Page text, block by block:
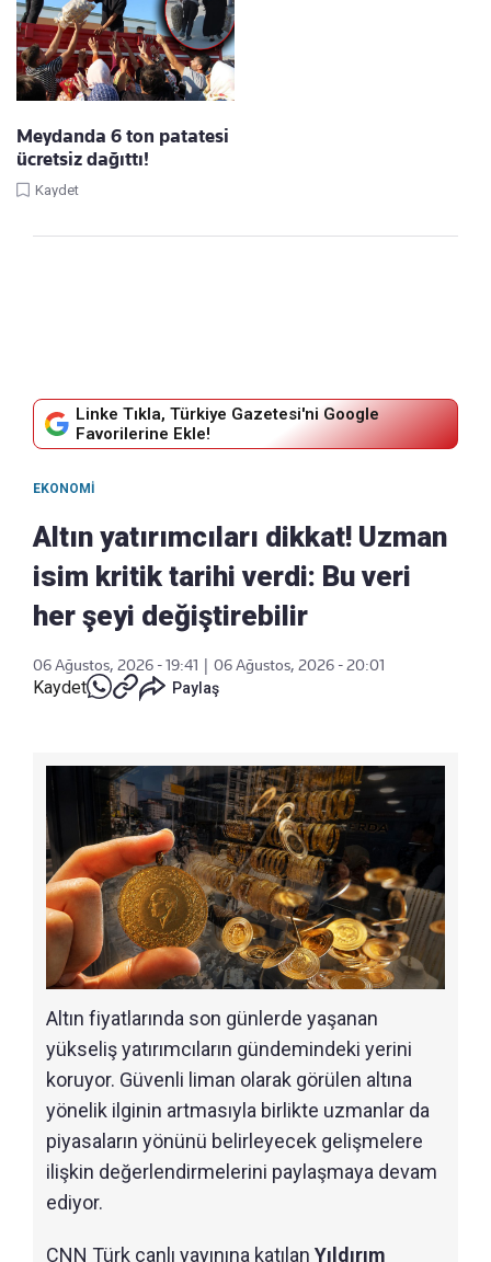
Meydanda 6 ton patatesi
ücretsiz dağıttı!
Kaydet
Linke Tıkla, Türkiye Gazetesi'ni Google
Favorilerine Ekle!
EKONOMI
Altın yatırımcıları dikkat! Uzman
isim kritik tarihi verdi: Bu veri
her şeyi değiştirebilir
06 Ağustos, 2026 - 19:41 06 Ağustos, 2026 - 20:01
Kaydet Paylaş
Altın fiyatlarında son günlerde yaşanan
yükseliş yatırımcıların gündemindeki yerini
koruyor. Güvenli liman olarak görülen altına
yönelik ilginin artmasıyla birlikte uzmanlar da
piyasaların yönünü belirleyecek gelişmelere
ilişkin değerlendirmelerini paylaşmaya devam
ediyor.
CNN Türk canlı yayınına katılan Yıldırım